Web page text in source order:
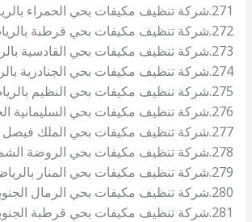
271.شركة تنظيف مكيفات بحي الحمراء بالرياض
272.شركة تنظيف مكيفات بحي قرطبة بالرياض
273.شركة تنظيف مكيفات بحي القادسية بالرياض
274.شركة تنظيف مكيفات بحي الجنادرية بالرياض
275.شركة تنظيف مكيفات بحي النظيم بالرياض
276.شركة تنظيف مكيفات بحي السليمانية الجديد بالرياض
277.شركة تنظيف مكيفات بحي الملك فيصل بالرياض
278.شركة تنظيف مكيفات بحي الروضة الشمالية بالرياض
279.شركة تنظيف مكيفات بحي المنار بالرياض
280.شركة تنظيف مكيفات بحي الرمال الجنوبي بالرياض
281.شركة تنظيف مكيفات بحي قرطبة الجنوبية بالرياض